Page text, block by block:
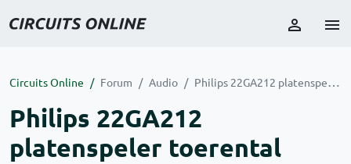
Circuits Online Forum Audio Philips 22GA212 platenspeler toerental
Philips 22GA212
platenspeler toerental